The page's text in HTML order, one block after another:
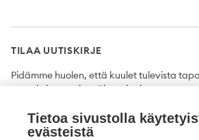
TILAA UUTISKIRJE
Pidämme huolen, että kuulet tulevista
uutuuksista ensimmäisten joukossa.
Tilaa
Tietoa sivustolla
evästeistä